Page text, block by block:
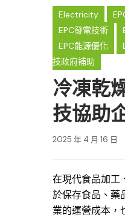
Electricity
EPC發電技術
EPC能源優化
技政府補助
冷凍乾
技協助
2025 年 4 月 16 日
在現代食品加工
於保存食品、藥
業的運營成本，